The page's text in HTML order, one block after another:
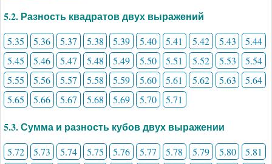
5.2. Разность квадратов двух выражений
5.35 5.36 5.37 5.38 5.39 5.40 5.41 5.42 5.43
5.44
5.45
5.46 5.47 5.48 5.49 5.50 5.51 5.52 5.53
5.54
5.55
5.56 5.57 5.58 5.59 5.60 5.61 5.62 5.63
5.64
5.65
5.66 5.67 5.68 5.69 5.70 5.71
5.3. Сумма и разность кубов двух выражении
5.72 5.73 5.74 5.75 5.76 5.77 5.78 5.79 5.80
5.81